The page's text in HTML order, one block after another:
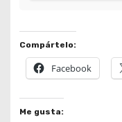
Compártelo:
Facebook
Me gusta: